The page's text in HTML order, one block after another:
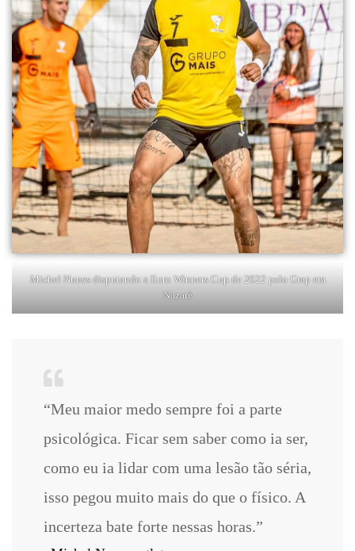
Michel Nunes disputando a Euro Winners Cup de 2022 pelo Grap em
Nazaré
“Meu maior medo sempre foi a parte
psicológica. Ficar sem saber como ia ser,
como eu ia lidar com uma lesão tão séria,
isso pegou muito mais do que o físico. A
incerteza bate forte nessas horas.”